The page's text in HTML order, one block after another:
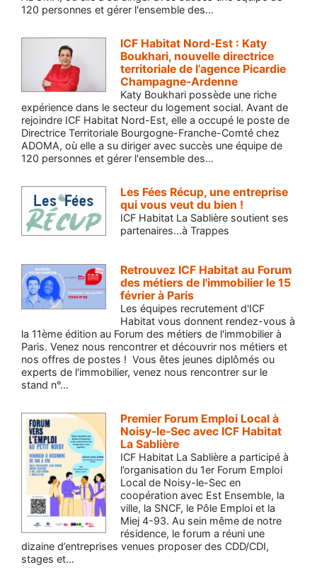
120 personnes et gérer l'ensemble des…
ICF Habitat Nord-Est : Katy
Boukhari, nouvelle directrice
territoriale de l’agence Picardie
Champagne-Ardenne
Katy Boukhari possède une riche
expérience dans le secteur du logement social. Avant de
rejoindre ICF Habitat Nord-Est, elle a occupé le poste de
Directrice Territoriale Bourgogne-Franche-Comté chez
ADOMA, où elle a su diriger avec succès une équipe de
120 personnes et gérer l'ensemble des…
Les Fées Récup, une entreprise
qui vous veut du bien !
ICF Habitat La Sablière soutient ses
partenaires...à Trappes
Retrouvez ICF Habitat au Forum
des métiers de l'immobilier le 15
février à Paris
Les équipes recrutement d'ICF
Habitat vous donnent rendez-vous à
la 11ème édition au Forum des métiers de l'immobilier à
Paris. Venez nous rencontrer et découvrir nos métiers et
nos offres de postes ! Vous êtes jeunes diplômés ou
experts de l'immobilier, venez nous rencontrer sur le
stand n°…
Premier Forum Emploi Local à
Noisy-le-Sec avec ICF Habitat
La Sablière
ICF Habitat La Sablière a participé à
l’organisation du 1er Forum Emploi
Local de Noisy-le-Sec en
coopération avec Est Ensemble, la
ville, la SNCF, le Pôle Emploi et la
Miej 4-93. Au sein même de notre
résidence, le forum a réuni une
dizaine d’entreprises venues proposer des CDD/CDI,
stages et…